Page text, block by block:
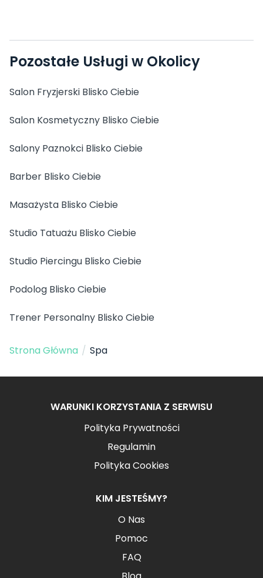
Pozostałe Usługi w Okolicy
Salon Fryzjerski Blisko Ciebie
Salon Kosmetyczny Blisko Ciebie
Salony Paznokci Blisko Ciebie
Barber Blisko Ciebie
Masażysta Blisko Ciebie
Studio Tatuażu Blisko Ciebie
Studio Piercingu Blisko Ciebie
Podolog Blisko Ciebie
Trener Personalny Blisko Ciebie
Strona Główna / Spa
WARUNKI KORZYSTANIA Z SERWISU
Polityka Prywatności
Regulamin
Polityka Cookies
KIM JESTEŚMY?
O Nas
Pomoc
FAQ